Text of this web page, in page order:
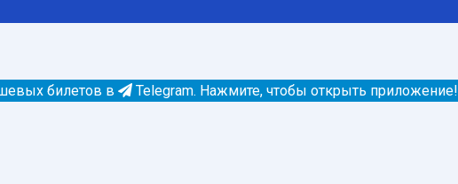
билетов в Telegram. Нажмите, чтобы открыть приложение!